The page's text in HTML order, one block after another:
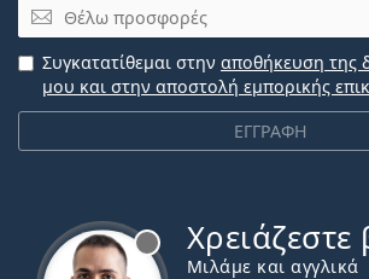
Email
ΕΓΓΡΑΦΗ
Συγκατατίθεμαι στην αποθήκευση της
μου και στην αποστολή εμπορικής
Χρειάζεστε
Μιλάμε και αγγλικά